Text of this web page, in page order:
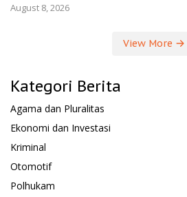
August 8, 2026
View More
Kategori Berita
Agama dan Pluralitas
Ekonomi dan Investasi
Kriminal
Otomotif
Polhukam